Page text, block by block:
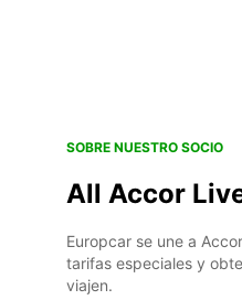
SOBRE NUESTRO SOCIO
All Accor
Europcar se une a
tarifas especiales y
viajen.